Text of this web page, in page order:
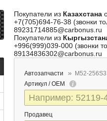
Покупатели из Казахстана
+7(705)694-76-38 (звонки
89231714885@carbonus.ru
Покупатели из
+996(999)039-000 (звонки
89134836302@carbonus.ru
Автозапчасти
M52-256S3
Артикул / OEM
Продавец